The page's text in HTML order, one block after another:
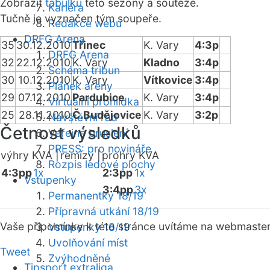
Kariéra
Redakce webu
DRFG Arena
DRFG Arena
Schéma tribun
Plánek areny
Virtuální prohlídka
Návštěvní řád
Veřejné bruslení
PRESS: pro novináře
Rozpis ledové plochy
Vstupenky
Permanentky 18/19
Přípravná utkání 18/19
Vstupenky 18/19
Uvolňování míst
Zvýhodněné
Zobrazit tabulku této sezóny a soutěže.
Tučně je vyznačen tým soupeře.
3530.12.2010Třinec K. Vary
4:3p
32 22.12.2010K. Vary Kladno
3:4p
30 10.12.2010 K. Vary Vítkovice 3:4p
29 07.12.2010 Pardubice K. Vary
3:4p
25 28.11.2010Č.Budějovice K. Vary 3:2p
Četnost výsledků
výhry KVA | remízy |prohry KVA
4:3pp1x 2:3pp1x
3:4pp3x
Vaše připomínky k této stránce uvítáme na webmaster
Tweet
Tipsport extraliga